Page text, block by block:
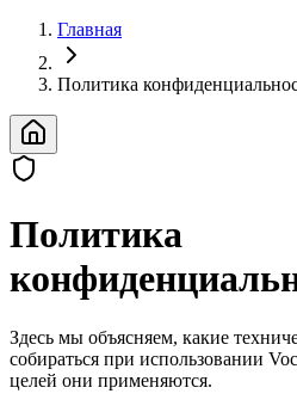
Главная
Политика
Политика
Здесь мы объясняем, какие
собираться при использовании
целей они применяются.